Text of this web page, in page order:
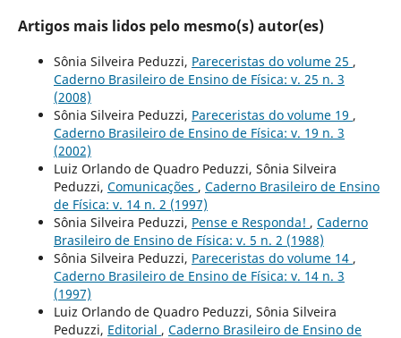
Artigos mais lidos pelo mesmo(s) autor(es)
Sônia Silveira Peduzzi, Pareceristas do volume 25 ,
Caderno Brasileiro de Ensino de Física: v. 25 n. 3
(2008)
Sônia Silveira Peduzzi, Pareceristas do volume 19 ,
Caderno Brasileiro de Ensino de Física: v. 19 n. 3
(2002)
Luiz Orlando de Quadro Peduzzi, Sônia Silveira
Peduzzi, Comunicações , Caderno Brasileiro de Ensino
de Física: v. 14 n. 2 (1997)
Sônia Silveira Peduzzi, Pense e Responda! , Caderno
Brasileiro de Ensino de Física: v. 5 n. 2 (1988)
Sônia Silveira Peduzzi, Pareceristas do volume 14 ,
Caderno Brasileiro de Ensino de Física: v. 14 n. 3
(1997)
Luiz Orlando de Quadro Peduzzi, Sônia Silveira
Peduzzi, Editorial , Caderno Brasileiro de Ensino de